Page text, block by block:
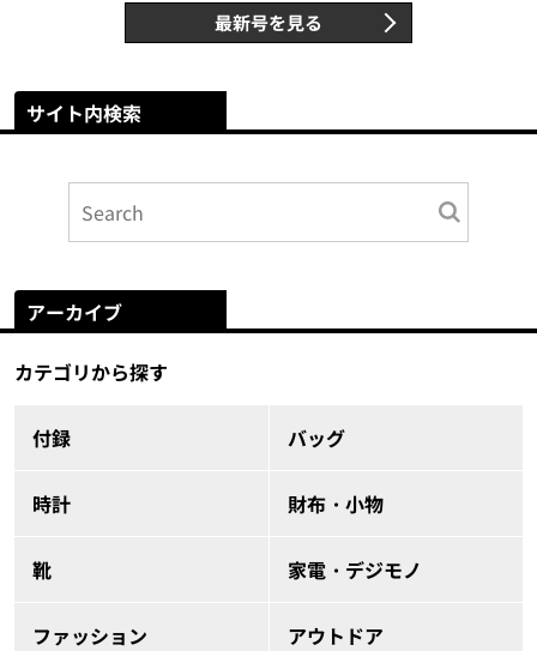
最新号を見る
サイト内検索
アーカイブ
カテゴリから探す
付録 バッグ
時計 財布・小物
靴 家電・デジモノ
ファッション アウトドア